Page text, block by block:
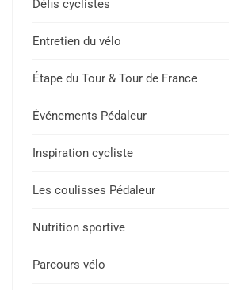
Défis cyclistes
Entretien du vélo
Étape du Tour & Tour de France
Événements Pédaleur
Inspiration cycliste
Les coulisses Pédaleur
Nutrition sportive
Parcours vélo